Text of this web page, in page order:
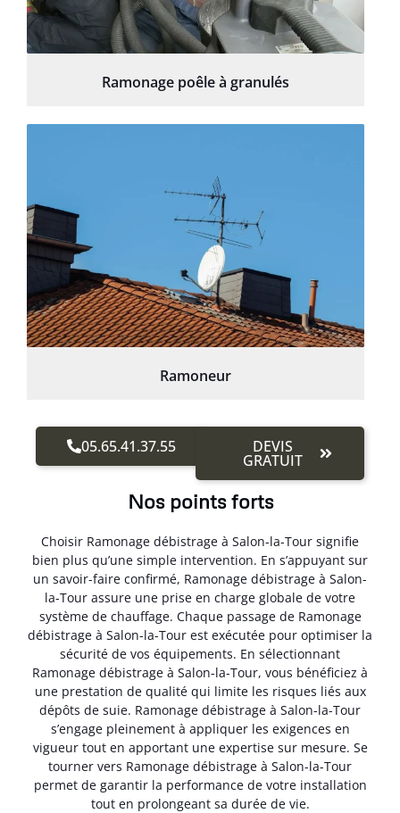
Ramonage poêle à granulés
Ramoneur
05.65.41.37.55 DEVIS
GRATUIT
Nos points forts
Choisir Ramonage débistrage à Salon-la-Tour signifie
bien plus qu’une simple intervention. En s’appuyant sur
un savoir-faire confirmé, Ramonage débistrage à Salon-
la-Tour assure une prise en charge globale de votre
système de chauffage. Chaque passage de Ramonage
débistrage à Salon-la-Tour est exécutée pour optimiser la
sécurité de vos équipements. En sélectionnant
Ramonage débistrage à Salon-la-Tour, vous bénéficiez à
une prestation de qualité qui limite les risques liés aux
dépôts de suie. Ramonage débistrage à Salon-la-Tour
s’engage pleinement à appliquer les exigences en
vigueur tout en apportant une expertise sur mesure. Se
tourner vers Ramonage débistrage à Salon-la-Tour
permet de garantir la performance de votre installation
tout en prolongeant sa durée de vie.